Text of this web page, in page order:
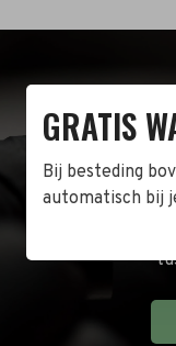
winkel in
GRATIS
Bij besteding
automatisch bij